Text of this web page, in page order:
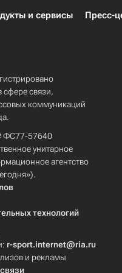
и сервисы Пресс-
сфере связи,
коммуникаций
ФС77-57640
унитарное
агентство
технологий
r-sport.internet@ria.ru
и рекламы